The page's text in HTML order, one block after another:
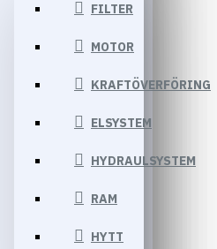
FILTER
MOTOR
KRAFTÖVERFÖRING
ELSYSTEM
HYDRAULSYSTEM
RAM
HYTT